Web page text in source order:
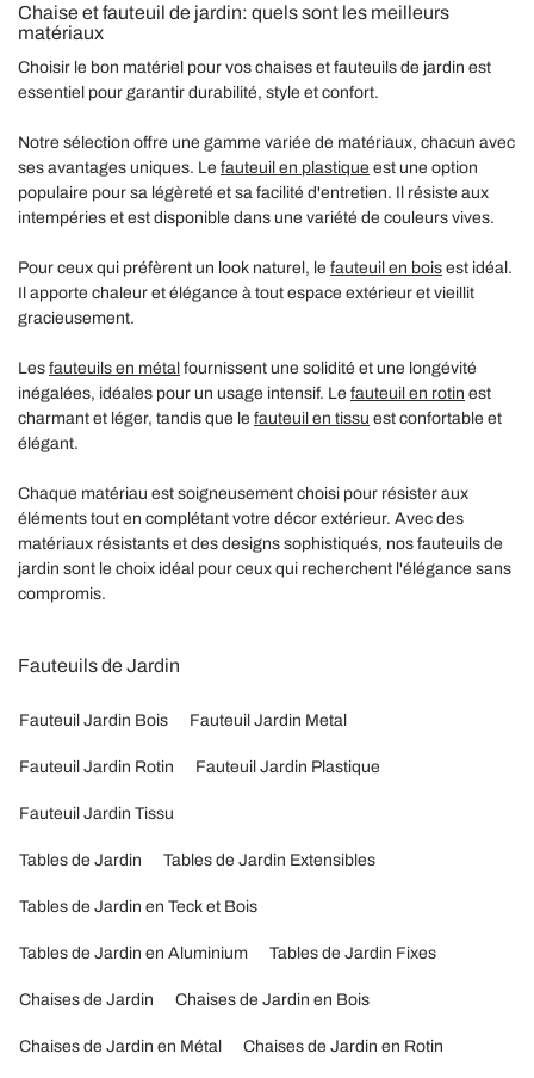
Chaise et fauteuil de jardin: quels sont les meilleurs
matériaux
Choisir le bon matériel pour vos chaises et fauteuils de jardin est
essentiel pour garantir durabilité, style et confort.
Notre sélection offre une gamme variée de matériaux, chacun avec
ses avantages uniques. Le fauteuil en plastique est une option
populaire pour sa légèreté et sa facilité d'entretien. Il résiste aux
intempéries et est disponible dans une variété de couleurs vives.
Pour ceux qui préfèrent un look naturel, le fauteuil en bois est idéal.
Il apporte chaleur et élégance à tout espace extérieur et vieillit
gracieusement.
Les fauteuils en métal fournissent une solidité et une longévité
inégalées, idéales pour un usage intensif. Le fauteuil en rotin est
charmant et léger, tandis que le fauteuil en tissu est confortable et
élégant.
Chaque matériau est soigneusement choisi pour résister aux
éléments tout en complétant votre décor extérieur. Avec des
matériaux résistants et des designs sophistiqués, nos fauteuils de
jardin sont le choix idéal pour ceux qui recherchent l'élégance sans
compromis.
Fauteuils de Jardin
Fauteuil Jardin Bois Fauteuil Jardin Metal
Fauteuil Jardin Rotin Fauteuil Jardin Plastique
Fauteuil Jardin Tissu
Tables de Jardin Tables de Jardin Extensibles
Tables de Jardin en Teck et Bois
Tables de Jardin en Aluminium Tables de Jardin Fixes
Chaises de Jardin Chaises de Jardin en Bois
Chaises de Jardin en Métal Chaises de Jardin en Rotin